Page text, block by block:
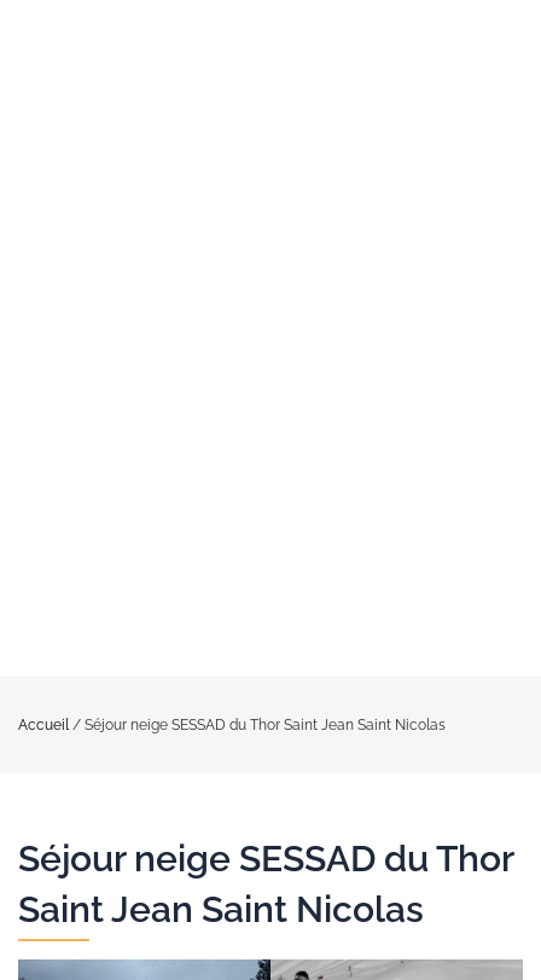
Accueil / Séjour neige SESSAD du Thor Saint Jean Saint Nicolas
Séjour neige SESSAD du Thor
Saint Jean Saint Nicolas